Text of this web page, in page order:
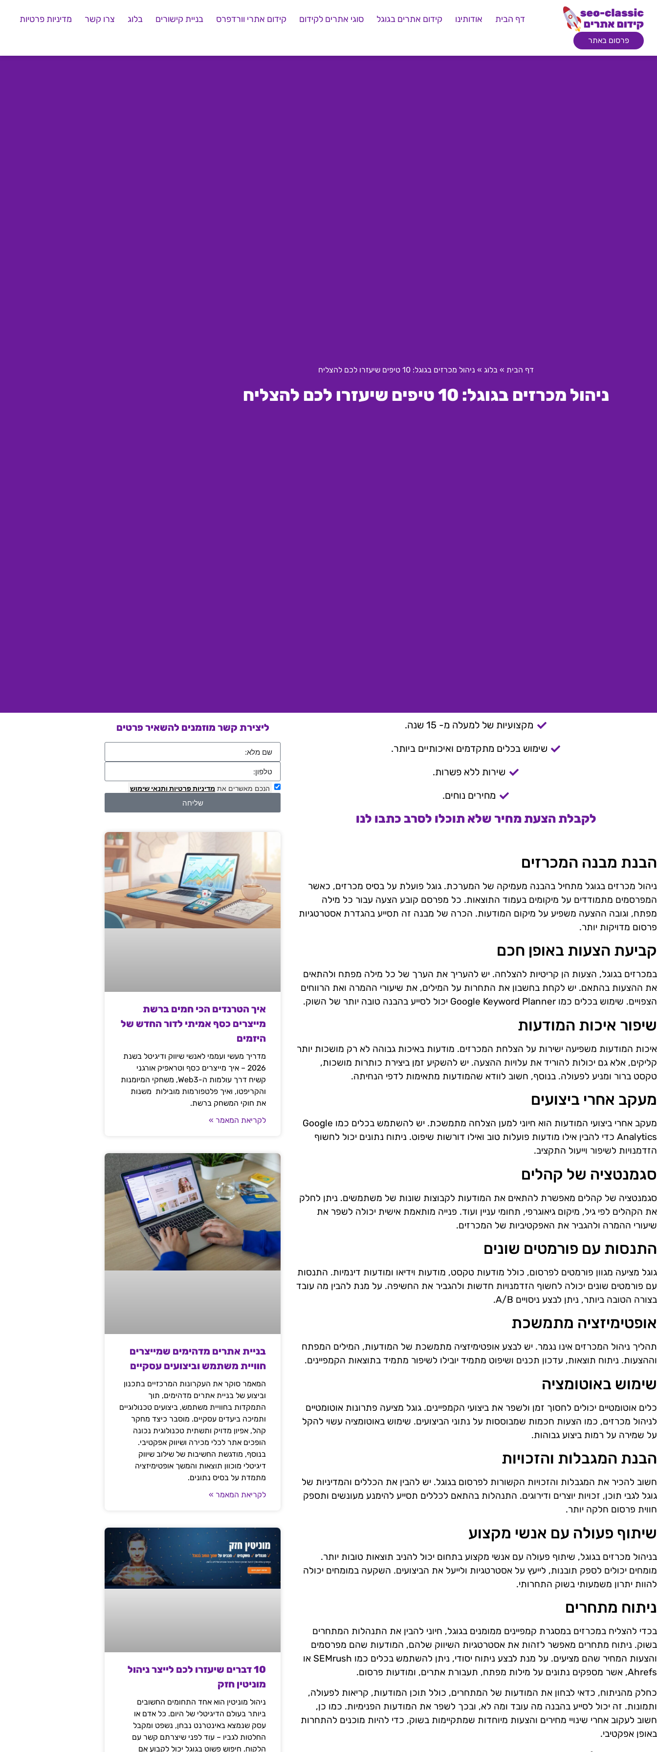
דף הבית אודותינו קידום אתרים בגוגל סוגי אתרים לקידום קידום אתרי וורדפרס בניית קישורים בלוג צרו קשר מדיניות פרטיות
פרסום באתר
דף הבית »בלוג » ניהול מכרזים בגוגל: 10 טיפים שיעזרו לכם להצליח
ניהול מכרזים בגוגל: 10 טיפים שיעזרו לכם להצליח
מקצועיות של למעלה מ- 15 שנה.
שימוש בכלים מתקדמים ואיכותיים ביותר.
שירות ללא פשרות.
מחירים נוחים.
לקבלת הצעת מחיר שלא תוכלו לסרב כתבו לנו
הבנת מבנה המכרזים
ניהול מכרזים בגוגל מתחיל בהבנה מעמיקה של המערכת. גוגל פועלת על בסיס מכרזים, כאשר
המפרסמים מתמודדים על מיקומים בעמוד התוצאות. כל מפרסם קובע הצעה עבור כל מילה
מפתח, וגובה ההצעה משפיע על מיקום המודעות. הכרה של מבנה זה תסייע בהגדרת אסטרטגיות
פרסום מדויקות יותר.
קביעת הצעות באופן חכם
במכרזים בגוגל, הצעות הן קריטיות להצלחה. יש להעריך את הערך של כל מילה מפתח ולהתאים
את ההצעות בהתאם. יש לקחת בחשבון את התחרות על המילים, את שיעורי ההמרה ואת הרווחים
הצפויים. שימוש בכלים כמו Google Keyword Planner יכול לסייע בהבנה טובה יותר של השוק.
שיפור איכות המודעות
איכות המודעות משפיעה ישירות על הצלחת המכרזים. מודעות באיכות גבוהה לא רק מושכות יותר
קליקים, אלא גם יכולות להוריד את עלויות ההצעה. יש להשקיע זמן ביצירת כותרות מושכות,
טקסט ברור ומניע לפעולה. בנוסף, חשוב לוודא שהמודעות מתאימות לדפי הנחיתה.
מעקב אחרי ביצועים
מעקב אחרי ביצועי המודעות הוא חיוני למען הצלחה מתמשכת. יש להשתמש בכלים כמו Google
Analytics כדי להבין אילו מודעות פועלות טוב ואילו דורשות שיפוט. ניתוח נתונים יכול לחשוף
הזדמנויות לשיפור וייעול התקציב.
סגמנטציה של קהלים
סגמנטציה של קהלים מאפשרת להתאים את המודעות לקבוצות שונות של משתמשים. ניתן לחלק
את הקהלים לפי גיל, מיקום גיאוגרפי, תחומי עניין ועוד. פנייה מותאמת אישית יכולה לשפר את
שיעורי ההמרה ולהגביר את האפקטיביות של המכרזים.
התנסות עם פורמטים שונים
גוגל מציעה מגוון פורמטים לפרסום, כולל מודעות טקסט, מודעות וידיאו ומודעות דינמיות. התנסות
עם פורמטים שונים יכולה לחשוף הזדמנויות חדשות ולהגביר את החשיפה. על מנת להבין מה עובד
בצורה הטובה ביותר, ניתן לבצע ניסויים A/B.
אופטימיזציה מתמשכת
תהליך ניהול המכרזים אינו נגמר. יש לבצע אופטימיזציה מתמשכת של המודעות, המילים המפתח
וההצעות. ניתוח תוצאות, עדכון תכנים ושיפוט מתמיד יובילו לשיפור מתמיד בתוצאות הקמפיינים.
שימוש באוטומציה
כלים אוטומטיים יכולים לחסוך זמן ולשפר את ביצועי הקמפיינים. גוגל מציעה פתרונות אוטומטיים
לניהול מכרזים, כמו הצעות חכמות שמבוססות על נתוני הביצועים. שימוש באוטומציה עשוי להקל
על שמירה על רמות ביצוע גבוהות.
הבנת המגבלות והזכויות
חשוב להכיר את המגבלות והזכויות הקשורות לפרסום בגוגל. יש להבין את הכללים והמדיניות של
גוגל לגבי תוכן, זכויות יוצרים ודירוגים. התנהלות בהתאם לכללים תסייע להימנע מעונשים ותספק
חווית פרסום חלקה יותר.
שיתוף פעולה עם אנשי מקצוע
בניהול מכרזים בגוגל, שיתוף פעולה עם אנשי מקצוע בתחום יכול להניב תוצאות טובות יותר.
מומחים יכולים לספק תובנות, לייעץ על אסטרטגיות ולייעל את הביצועים. השקעה במומחים יכולה
להוות יתרון משמעותי בשוק התחרותי.
ניתוח מתחרים
בכדי להצליח במכרזים במסגרת קמפיינים ממומנים בגוגל, חיוני להבין את התנהלות המתחרים
בשוק. ניתוח מתחרים מאפשר לזהות את אסטרטגיות השיווק שלהם, המודעות שהם מפרסמים
והצעות המחיר שהם מציעים. על מנת לבצע ניתוח יסודי, ניתן להשתמש בכלים כמו SEMrush או
Ahrefs, אשר מספקים נתונים על מילות מפתח, תעבורת אתרים, ומודעות פרסום.
כחלק מהניתוח, כדאי לבחון את המודעות של המתחרים, כולל תוכן המודעות, קריאות לפעולה,
ותמונות. זה יכול לסייע בהבנה מה עובד ומה לא, ובכך לשפר את המודעות הפנימיות. כמו כן,
חשוב לעקוב אחרי שינויי מחירים והצעות מיוחדות שמתקיימות בשוק, כדי להיות מוכנים להתחרות
באופן אפקטיבי.
ליצירת קשר מוזמנים להשאיר פרטים
הנכם מאשרים את מדיניות פרטיות ותנאי שימוש
שליחה
איך הטרנדים הכי חמים ברשת
מייצרים כסף אמיתי לדור החדש של
היזמים
מדריך מעשי ועממי לאנשי שיווק ודיגיטל בשנת
2026 – איך מייצרים כסף וטראפיק אורגני
קשיח דרך עולמות ה-Web3, משחקי המיומנות
והקריפטו, ואיך פלטפורמות מובילות משנות
את חוקי המשחק ברשת.
לקריאת המאמר »
בניית אתרים מדהימים שמייצרים
חוויית משתמש וביצועים עסקיים
המאמר סוקר את העקרונות המרכזיים בתכנון
וביצוע של בניית אתרים מדהימים, תוך
התמקדות בחוויית משתמש, ביצועים טכנולוגיים
ותמיכה ביעדים עסקיים. מוסבר כיצד מחקר
קהל, אפיון מדויק ותשתית טכנולוגית נכונה
הופכים אתר לכלי מכירה ושיווק אפקטיבי.
בנוסף, מודגשת החשיבות של שילוב שיווק
דיגיטלי מוכוון תוצאות והמשך אופטימיזציה
מתמדת על בסיס נתונים.
לקריאת המאמר »
10 דברים שיעזרו לכם לייצר ניהול
מוניטין חזק
ניהול מוניטין הוא אחד התחומים החשובים
ביותר בעולם הדיגיטלי של היום. כל אדם או
עסק שנמצא באינטרנט נבחן, נשפט ומקבל
החלטות לגביו – עוד לפני שיצרתם קשר עם
הלקוח. חיפוש פשוט בגוגל יכול לקבוע אם